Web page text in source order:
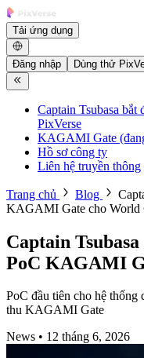
Tải ứng dụng
Đăng nhập Dùng thử
Captain Tsubasa bắt
PixVerse
KAGAMI Gate
Hồ sơ công ty
Liên hệ truyền thông
Trang chủ Blog
KAGAMI Gate cho World
Captain
PoC KAGAMI
PoC đầu tiên cho hệ thống
thu KAGAMI Gate
News • 12 tháng 6, 2026